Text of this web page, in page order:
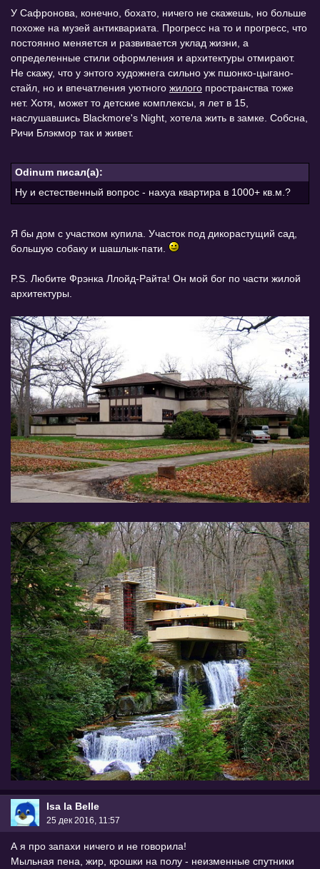
У Сафронова, конечно, бохато, ничего не скажешь, но больше
похоже на музей антиквариата. Прогресс на то и прогресс, что
постоянно меняется и развивается уклад жизни, а
определенные стили оформления и архитектуры отмирают.
Не скажу, что у энтого художнега сильно уж пшонко-цыгано-
стайл, но и впечатления уютного жилого пространства тоже
нет. Хотя, может то детские комплексы, я лет в 15,
наслушавшись Blackmore's Night, хотела жить в замке. Собсна,
Ричи Блэкмор так и живет.
Odinum писал(а):
Ну и естественный вопрос - нахуа квартира в 1000+ кв.м.?
Я бы дом с участком купила. Участок под дикорастущий сад,
большую собаку и шашлык-пати.
P.S. Любите Фрэнка Ллойд-Райта! Он мой бог по части жилой
архитектуры.
Isa la Belle
25 дек 2016, 11:57
А я про запахи ничего и не говорила!
Мыльная пена, жир, крошки на полу - неизменные спутники